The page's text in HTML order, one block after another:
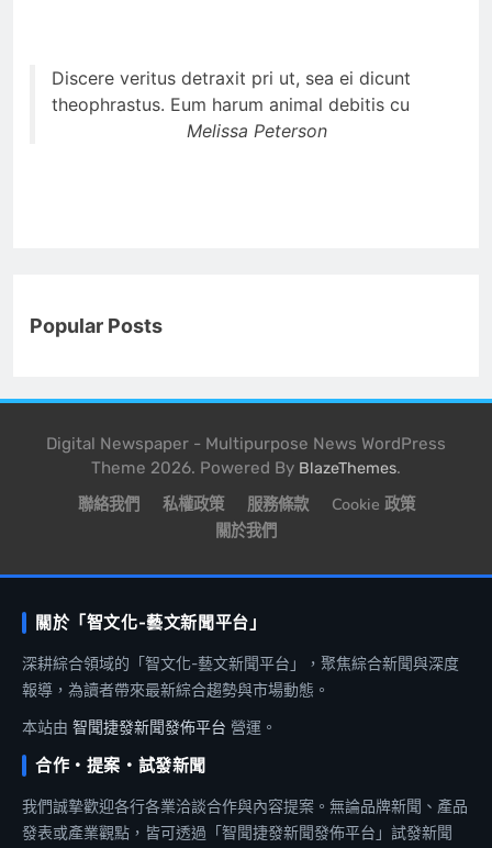
Discere veritus detraxit pri ut, sea ei dicunt
theophrastus. Eum harum animal debitis cu
Melissa Peterson
Popular Posts
Digital Newspaper - Multipurpose News WordPress
Theme 2026. Powered By BlazeThemes.
聯絡我們 私權政策 服務條款
Cookie 政策
關於我們
關於「智文化-藝文新聞平台」
深耕綜合領域的「智文化-藝文新聞平台」，聚焦綜合新聞與深度
報導，為讀者帶來最新綜合趨勢與市場動態。
本站由 智聞捷發新聞發佈平台 營運。
合作・提案・試發新聞
我們誠摯歡迎各行各業洽談合作與內容提案。無論品牌新聞、產品
發表或產業觀點，皆可透過「智聞捷發新聞發佈平台」試發新聞